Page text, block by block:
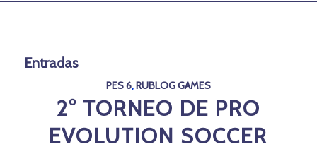
Entradas
PES 6,RUBLOG GAMES
2° TORNEO DE PRO
EVOLUTION SOCCER